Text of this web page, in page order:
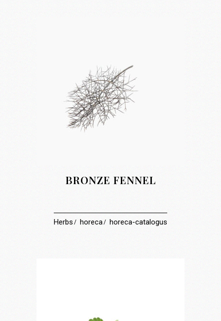
BRONZE FENNEL
Herbs horeca horeca-catalogus